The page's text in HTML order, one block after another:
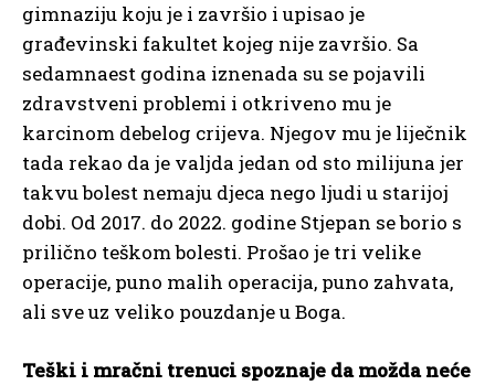
gimnaziju koju je i završio i upisao je
građevinski fakultet kojeg nije završio. Sa
sedamnaest godina iznenada su se pojavili
zdravstveni problemi i otkriveno mu je
karcinom debelog crijeva. Njegov mu je liječnik
tada rekao da je valjda jedan od sto milijuna jer
takvu bolest nemaju djeca nego ljudi u starijoj
dobi. Od 2017. do 2022. godine Stjepan se borio s
prilično teškom bolesti. Prošao je tri velike
operacije, puno malih operacija, puno zahvata,
ali sve uz veliko pouzdanje u Boga.
Teški i mračni trenuci spoznaje da možda neće